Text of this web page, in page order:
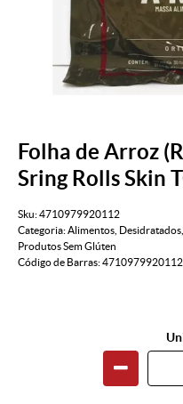
Folha de Arroz
Sring Rolls Skin
Sku:4710979920112
Categoria:Alimentos Desidratados
Produtos Sem Glúten
Código de Barras:4710979920112